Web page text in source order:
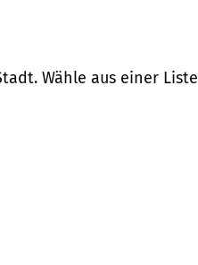
Wähle aus einer Liste